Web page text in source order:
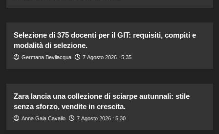
Selezione di 375 docenti per il GIT: requisiti, compiti e
modalità di selezione.
Germana Bevilacqua 7 Agosto 2026 : 5:35
Zara lancia una collezione di sciarpe autunnali: stile
senza sforzo, vendite in crescita.
Anna Gaia Cavallo 7 Agosto 2026 : 5:30